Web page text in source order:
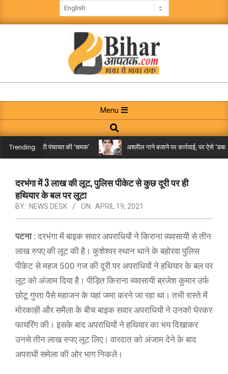
to
BIHAR
AAPTAK
Navigation
Menu
Menu
Search
Trending:
पहुंची गरारी पंचायत की ‘चमक’ अश्लील गाने बजाने पर कार्रवाई, पर ऐसे ‘डबल
दरभंगा में 3 लाख की लूट, पुलिस पीकेट से कुछ दूरी पर ही
हथियार के बल पर लूटा
BY: NEWS DESK ON: APRIL 19, 2021
पटना : दरभंगा में बाइक सवार अपराधियों ने किराना व्यवसायी से तीन
लाख रुपए की लूट की है। कुशेश्वर स्थान थाने के बहोरवा पुलिस
पीकेट से महज 500 गज की दूरी पर अपराधियों ने हथियार के बल पर
लूट को अंजाम दिया है। पीड़ित किराना व्यवसायी ब्रजेश कुमार उर्फ
छोटू गुप्ता पैसे महाजन के यहां जमा करने जा रहा था। तभी रास्ते में
मोरकाही और समैला के बीच बाइक सवार अपराधियों ने उनको घेरकर
फायरिंग की। इसके बाद अपराधियों ने हथियार का भय दिखाकर
उनसे तीन लाख रुपए लूट लिए। वारदात को अंजाम देने के बाद
अपराधी समेला की ओर भाग निकले।